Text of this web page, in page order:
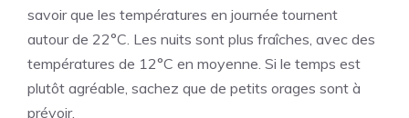
savoir que les températures en journée tournent
autour de 22°C. Les nuits sont plus fraîches, avec des
températures de 12°C en moyenne. Si le temps est
plutôt agréable, sachez que de petits orages sont à
prévoir.